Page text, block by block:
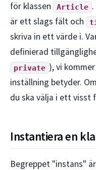
för klassen
Article
är ett slags fält och
skriva in ett värde i.
definierad
private ), vi
inställning betyder.
du ska välja i ett visst
Instantiera en
Begreppet "instans"